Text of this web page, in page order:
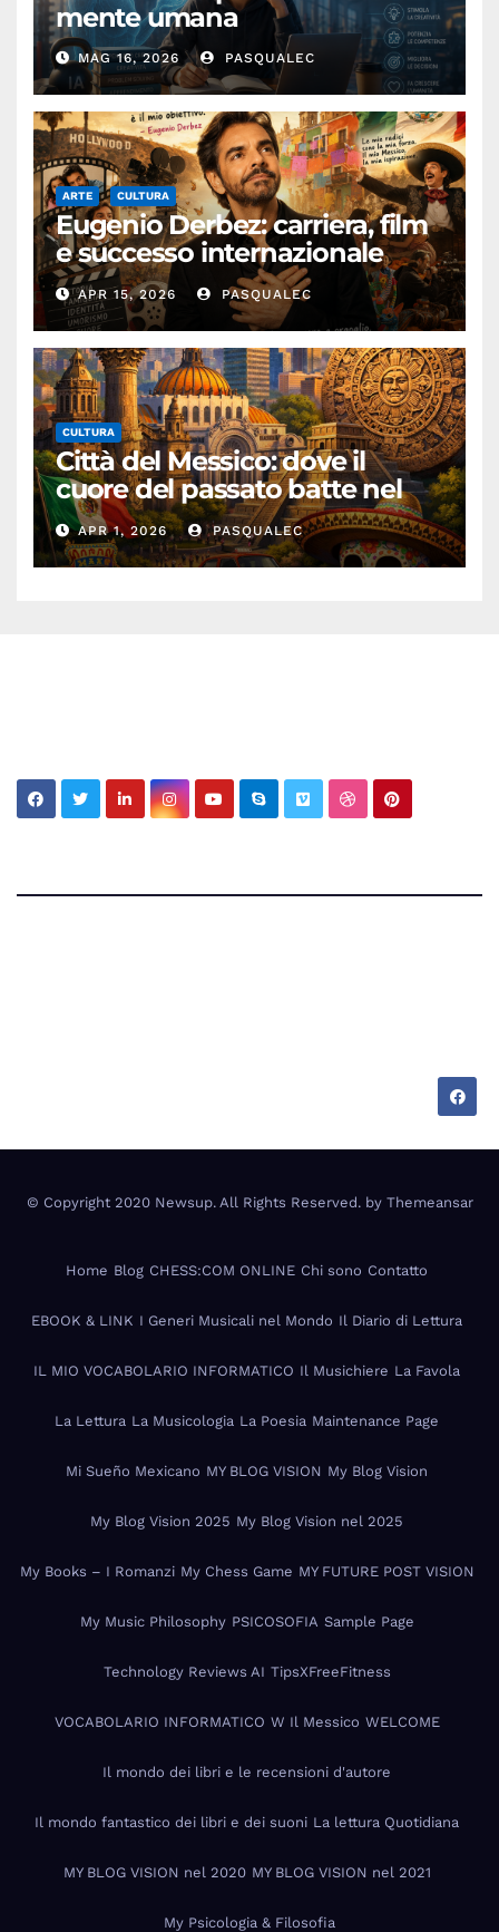
mente umana
MAG 16, 2026 PASQUALEC
ARTE CULTURA
Eugenio Derbez: carriera, film
e successo internazionale
dell’attore messicano
APR 15, 2026 PASQUALEC
CULTURA
Città del Messico: dove il
cuore del passato batte nel
presente
APR 1, 2026 PASQUALEC
© Copyright 2020 Newsup. All Rights Reserved. by Themeansar
Home Blog CHESS:COM ONLINE Chi sono Contatto
EBOOK & LINK I Generi Musicali nel Mondo Il Diario di Lettura
IL MIO VOCABOLARIO INFORMATICO Il Musichiere La Favola
La Lettura La Musicologia La Poesia Maintenance Page
Mi Sueño Mexicano MY BLOG VISION My Blog Vision
My Blog Vision 2025 My Blog Vision nel 2025
My Books – I Romanzi My Chess Game MY FUTURE POST VISION
My Music Philosophy PSICOSOFIA Sample Page
Technology Reviews AI TipsXFreeFitness
VOCABOLARIO INFORMATICO W Il Messico WELCOME
Il mondo dei libri e le recensioni d'autore
Il mondo fantastico dei libri e dei suoni La lettura Quotidiana
MY BLOG VISION nel 2020 MY BLOG VISION nel 2021
My Psicologia & Filosofia